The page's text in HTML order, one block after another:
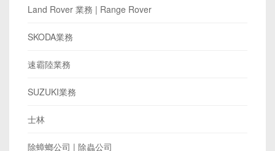
Land Rover 業務 | Range Rover
SKODA業務
速霸陸業務
SUZUKI業務
士林
除蟑螂公司 | 除蟲公司